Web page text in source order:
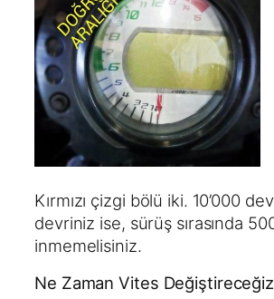
Kırmızı çizgi bölü iki. 10’000
devriniz ise, sürüş sırasında
inmemelisiniz.
Ne Zaman Vites